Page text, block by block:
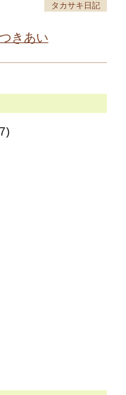
タカサキ日記
きあい